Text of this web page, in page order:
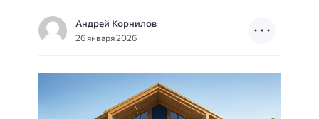
Андрей Корнилов
26 января 2026